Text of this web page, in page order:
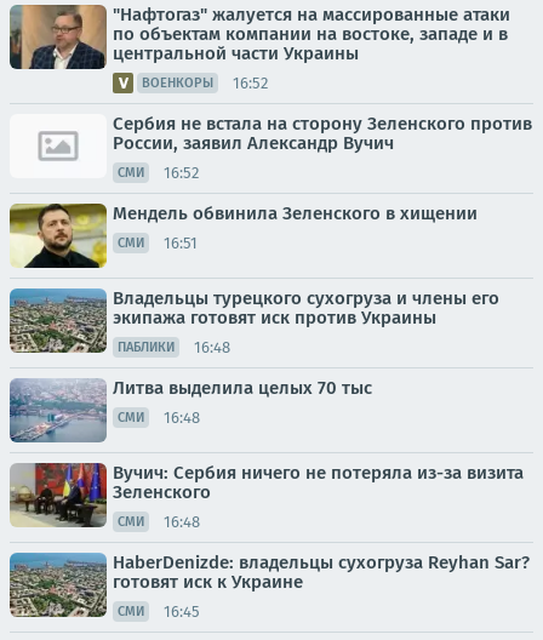
"Нафтогаз" жалуется на массированные атаки
по объектам компании на востоке, западе и в
центральной части Украины
ВОЕНКОРЫ 16:52
Сербия не встала на сторону Зеленского против
России, заявил Александр Вучич
СМИ 16:52
Мендель обвинила Зеленского в хищении
СМИ 16:51
Владельцы турецкого сухогруза и члены его
экипажа готовят иск против Украины
ПАБЛИКИ 16:48
Литва выделила целых 70 тыс
СМИ 16:48
Вучич: Сербия ничего не потеряла из-за визита
Зеленского
СМИ 16:48
HaberDenizde: владельцы сухогруза Reyhan Sar?
готовят иск к Украине
СМИ 16:45